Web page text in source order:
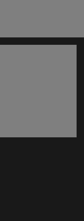
ventana)
ventana)